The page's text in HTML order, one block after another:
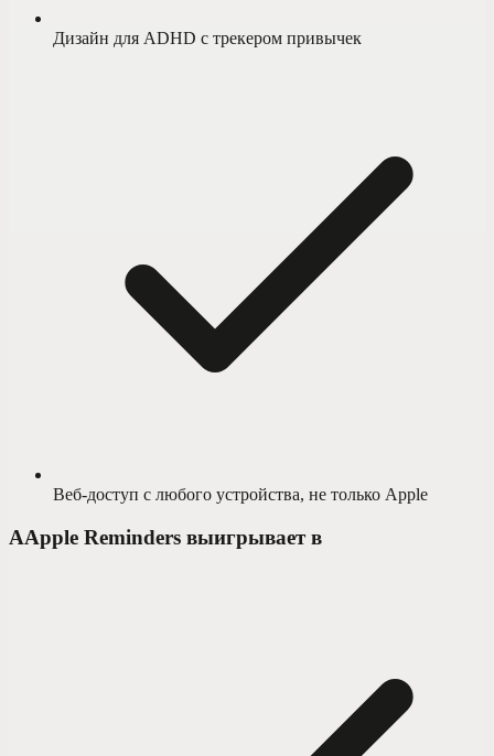
Дизайн для ADHD с трекером привычек
Веб-доступ с любого устройства, не только Apple
AApple Reminders выигрывает в